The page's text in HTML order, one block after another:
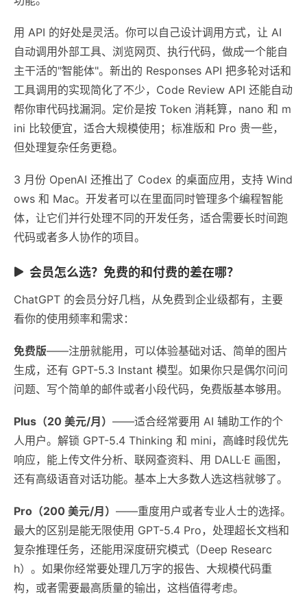
用 API 的好处是灵活。你可以自己设计调用方式，让 AI
自动调用外部工具、浏览网页、执行代码，做成一个能自
主干活的"智能体"。新出的 Responses API 把多轮对话和
工具调用的实现简化了不少，Code Review API 还能自动
帮你审代码找漏洞。定价是按 Token 消耗算，nano 和 m
ini 比较便宜，适合大规模使用；标准版和 Pro 贵一些，
但处理复杂任务更稳。
3 月份 OpenAI 还推出了 Codex 的桌面应用，支持 Wind
ows 和 Mac。开发者可以在里面同时管理多个编程智能
体，让它们并行处理不同的开发任务，适合需要长时间跑
代码或者多人协作的项目。
会员怎么选？免费的和付费的差在哪？
ChatGPT 的会员分好几档，从免费到企业级都有，主要
看你的使用频率和需求：
免费版——注册就能用，可以体验基础对话、简单的图片
生成，还有 GPT-5.3 Instant 模型。如果你只是偶尔问问
问题、写个简单的邮件或者小段代码，免费版基本够用。
Plus（20 美元/月） ——适合经常要用 AI 辅助工作的个
人用户。解锁 GPT-5.4 Thinking 和 mini，高峰时段优先
响应，能上传文件分析、联网查资料、用 DALL·E 画图，
还有高级语音对话功能。基本上大多数人选这档就够了。
Pro（200 美元/月） ——重度用户或者专业人士的选择。
最大的区别是能无限使用 GPT-5.4 Pro，处理超长文档和
复杂推理任务，还能用深度研究模式（Deep Researc
h）。如果你经常要处理几万字的报告、大规模代码重
构，或者需要最高质量的输出，这档值得考虑。